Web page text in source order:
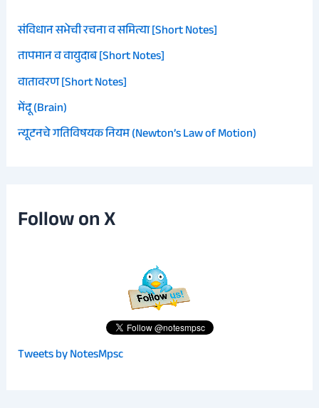
संविधान सभेची रचना व समित्या [Short Notes]
तापमान व वायुदाब [Short Notes]
वातावरण [Short Notes]
मेंदू (Brain)
न्यूटनचे गतिविषयक नियम (Newton’s Law of Motion)
Follow on X
Tweets by NotesMpsc